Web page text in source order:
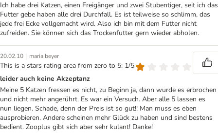
Ich habe drei Katzen, einen Freigänger und zwei Stubentiger, seit ich das
Futter gebe haben alle drei Durchfall. Es ist teilweise so schlimm, das
jede frei Ecke vollgemacht wird. Also ich bin mit dem Futter nicht
zufreiden. Sie können sich das Trockenfutter gern wieder abholen.
20.02.10 | maria beyer
This is a stars rating area from zero to 5: 1/5
leider auch keine Akzeptanz
Meine 5 Katzen fressen es nicht, zu Beginn ja, dann wurde es erbrochen
und nicht mehr angerührt. Es war ein Versuch. Aber alle 5 lassen es
nun liegen. Schade, denn der Preis ist so gut!! Man muss es eben
ausprobieren. Andere scheinen mehr Glück zu haben und sind bestens
bedient. Zooplus gibt sich aber sehr kulant! Danke!